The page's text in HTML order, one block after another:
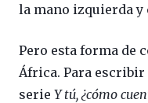
la mano izquierda y
Pero esta forma de
África. Para escribir
serie Y tú, ¿cómo